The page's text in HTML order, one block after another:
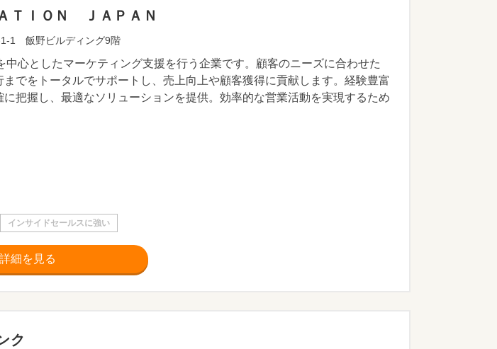
ＴＩＯＮ ＪＡＰＡＮ
1-1 飯野ビルディング9階
中心としたマーケティング支援を行う企業です。顧客のニーズに合わせた
でをトータルでサポートし、売上向上や顧客獲得に貢献します。経験豊富
把握し、最適なソリューションを提供。効率的な営業活動を実現するため
インサイドセールスに強い
詳細を見る
ク